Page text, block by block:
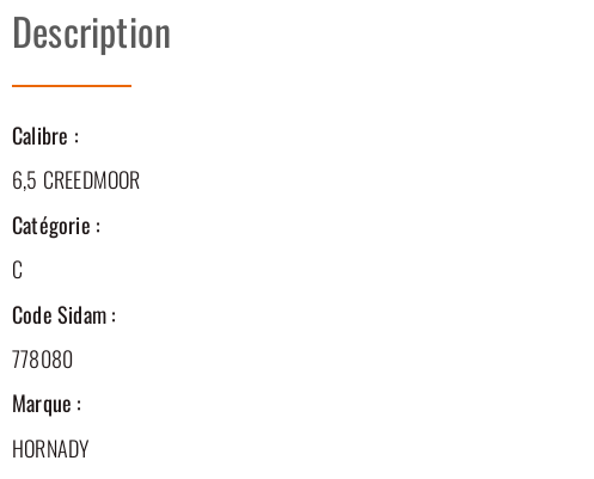
Description
Calibre :
6,5 CREEDMOOR
Catégorie :
C
Code Sidam :
778080
Marque :
HORNADY